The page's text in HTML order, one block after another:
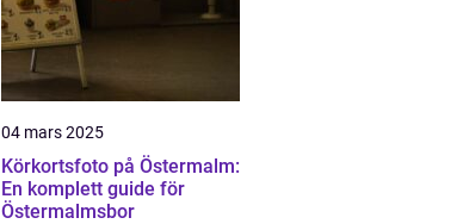
04 mars 2025
Körkortsfoto på Östermalm:
En komplett guide för
Östermalmsbor